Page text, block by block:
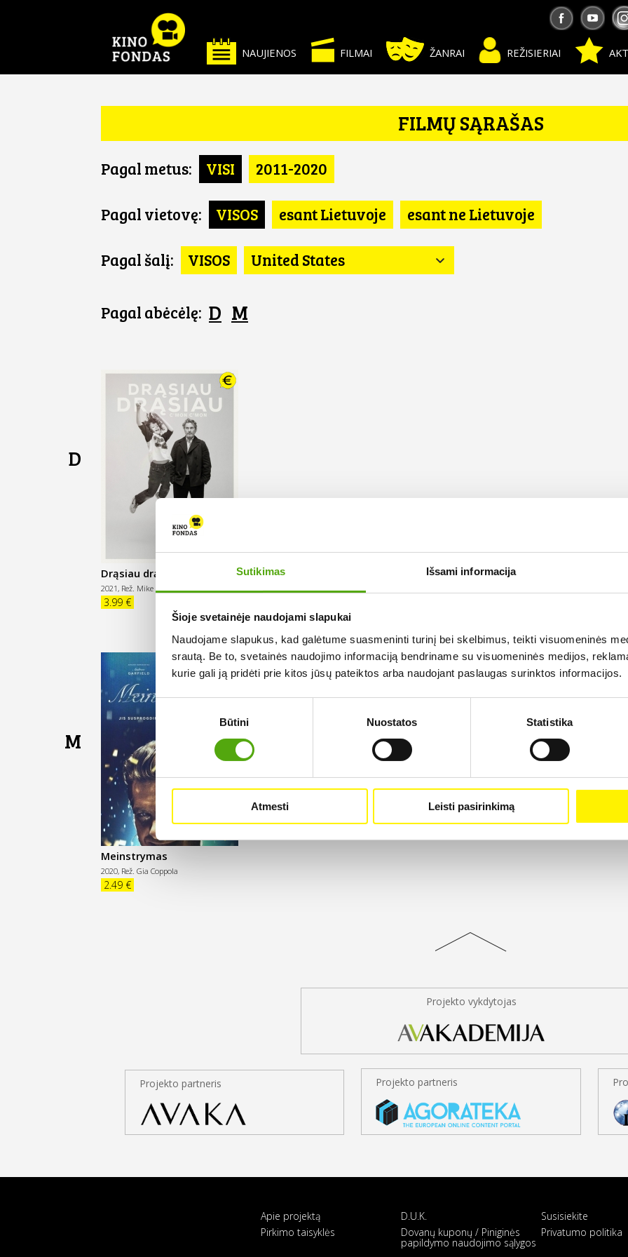
Sutikimas Išsami informacija
Šioje svetainėje naudojami slapukai
Naudojame slapukus, kad galėtume suasmeninti turinį bei skelbimus, teikti visuomeninės
srautą. Be to, svetainės naudojimo informaciją bendriname su visuomeninės medijos,
kurie gali ją pridėti prie kitos jūsų pateiktos arba naudojant paslaugas surinktos informacijos.
Sutikimo
pasirinkimas
Būtini Nuostatos Statistika
Atmesti Leisti pasirinkimą
REŽISIERIAI
ŽANRAI
FILMAI
NAUJIENOS
FILMŲ SĄRAŠAS
Pagal metus: VISI 2011-2020
Pagal vietovę: VISOS esant Lietuvoje esant ne Lietuvoje
Pagal šalį: VISOS United States
Pagal abėcėlę: D M
D
Drąsiau drąsiau
2021, Rež. Mike Mills
3.99 €
M
Meinstrymas
2020, Rež. Gia Coppola
2.49 €
Projekto vykdytojas
Projekto partneris Projekto partneris
Apie projektą D.U.K.
Susisiekite
Pirkimo taisyklės
Dovanų kuponų / Piniginės
papildymo naudojimo sąlygos
Privatumo politika